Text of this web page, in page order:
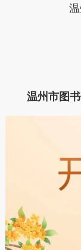
温州市图